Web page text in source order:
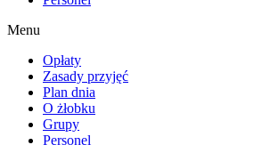
Menu
Opłaty
Zasady przyjęć
Plan dnia
O żłobku
Grupy
Personel